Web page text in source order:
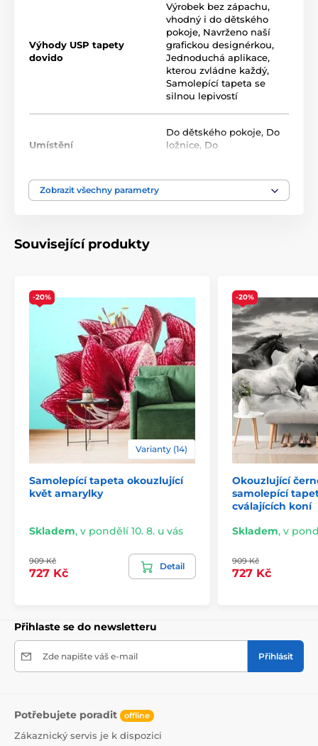
akrylovým lepidlem s vysokou přilnavostí, které zajišťuje
dokonalé uchycení. Díky technologii tisku jsou velmi
Rozměr tapety v roli (šířka x výška v cm):
Ekologické a zdravotně nezávadné
Použitá technologie je šetrná k životnímu prostředí, což
zajišťuje bezpečnost použití v jakékoli místnosti.
Použité barvy splňují přísné normy chemické
bezpečnosti a mají certifikace VOC a GREENGUARD
GOLD. Naše samolepicí tapety navíc neobsahují PVC a
lepidlo je založeno na vodní bázi.
Před aplikací se ujistěte, že je stěna hladká, čistá a
zbavená mastnoty i prachu. Pro ideální výsledek
zvládne ho každý. Odstranění tapety je rovněž
podrobný návod.
Výhody USP tapety
dovido
Výrobek bez zápachu,
vhodný i do dětského
pokoje, Navrženo naší
grafickou designérkou,
Jednoduchá aplikace,
kterou zvládne každý,
Samolepící tapeta se
silnou lepivostí
Umístění
Do dětského pokoje, Do
ložnice, Do
Barva
Zobrazit všechny parametry
Související produkty
-20%
Varianty (14)
Samolepící tapeta okouzlující
květ amarylky
Skladem, v pondělí 10. 8. u vás
909 Kč
727 Kč
Detail
-20%
Okouzlující
samolepící
cválajících koní
Skladem, v
909 Kč
727 Kč
Přihlaste se do newsletteru
Zde napište váš e-mail Přihlásit
Potřebujete poradit offline
Zákaznický servis je k dispozici